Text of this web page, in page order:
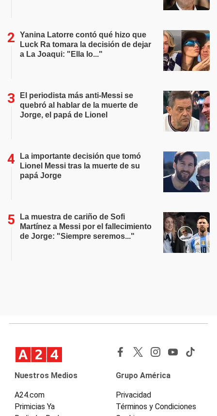
Yanina Latorre contó qué hizo que
Luck Ra tomara la decisión de dejar
a La Joaqui: "Ella lo..."
El periodista más anti-Messi se
quebró al hablar de la muerte de
Jorge, el papá de Lionel
La importante decisión que tomó
Lionel Messi tras la muerte de su
papá Jorge
La muestra de cariño de Sofi
Martínez a Messi por el fallecimiento
de Jorge: "Siempre seremos..."
Nuestros Medios
A24.com
Primicias Ya
Grupo América
Privacidad
Términos y Condiciones